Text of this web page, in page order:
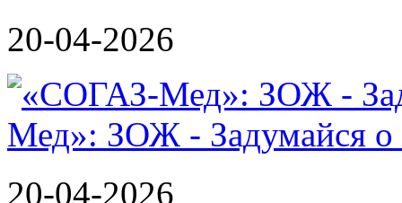
20-04-2026
Мед»: ЗОЖ - Задумайся
20-04-2026